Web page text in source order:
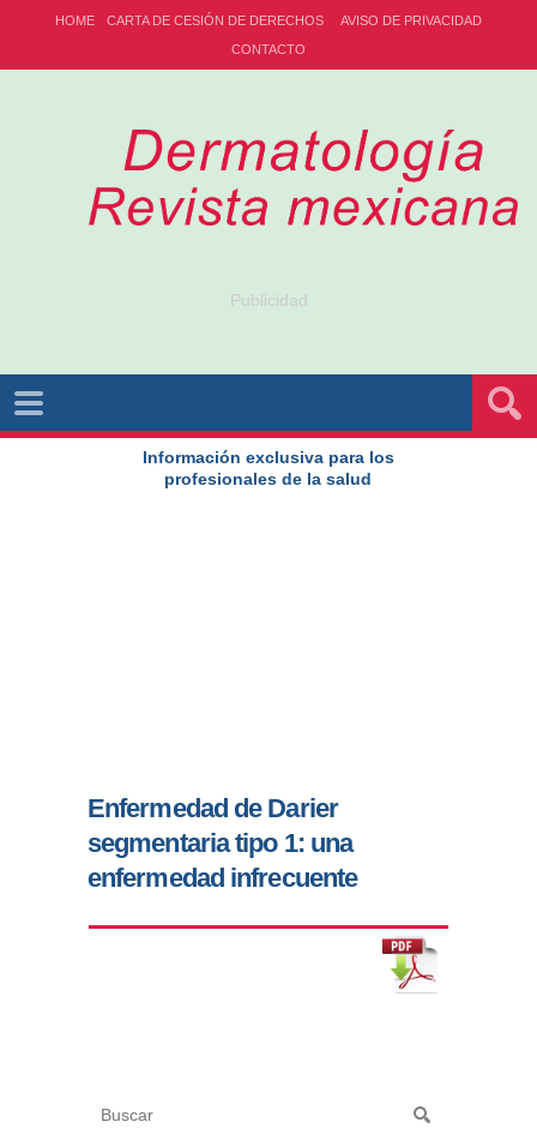
HOME CARTA DE CESIÓN DE DERECHOS
AVISO DE PRIVACIDAD
CONTACTO
Publicidad
Información exclusiva para los
profesionales de la salud
Enfermedad de Darier
segmentaria tipo 1: una
enfermedad infrecuente